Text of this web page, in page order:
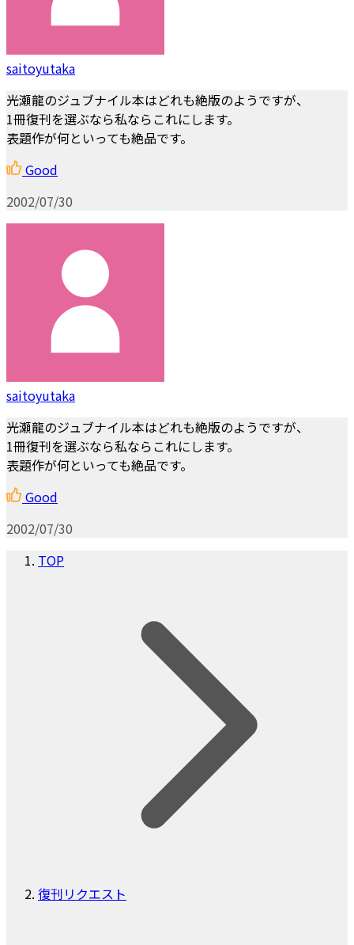
saitoyutaka
光瀬龍のジュブナイル本はどれも絶版のようですが、
1冊復刊を選ぶなら私ならこれにします。
表題作が何といっても絶品です。
Good
2002/07/30
saitoyutaka
光瀬龍のジュブナイル本はどれも絶版のようですが、
1冊復刊を選ぶなら私ならこれにします。
表題作が何といっても絶品です。
Good
2002/07/30
TOP
復刊リクエスト